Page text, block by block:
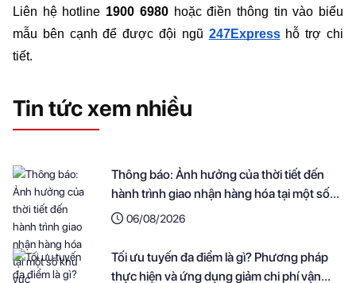
Liên hệ hotline 1900 6980 hoặc điền thông tin vào biểu
mẫu bên cạnh để được đội ngũ 247Express hỗ trợ chi
tiết.
Tin tức xem nhiều
Thông báo: Ảnh hưởng của thời tiết đến
hành trình giao nhận hàng hóa tại một số
khu vực
06/08/2026
Tối ưu tuyến đa điểm là gì? Phương pháp
thực hiện và ứng dụng giảm chi phí vận